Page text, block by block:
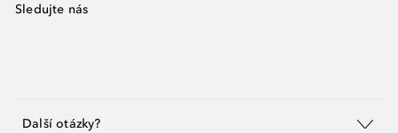
Sledujte nás
Další otázky?